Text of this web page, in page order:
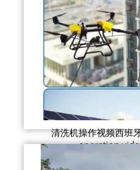
清洗机操作视频西班
operation